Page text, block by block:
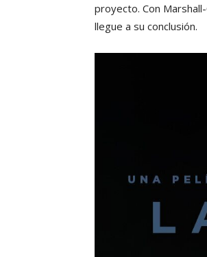
proyecto. Con
llegue a su conclusión.